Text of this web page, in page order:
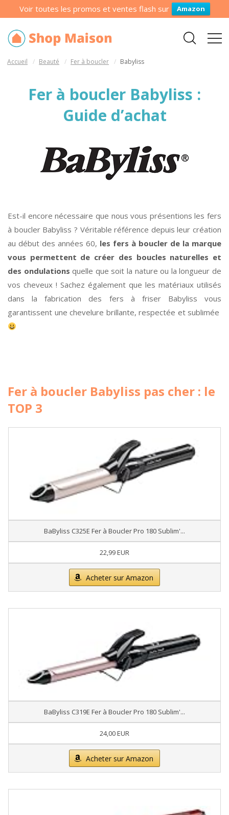
Voir toutes les promos et ventes flash sur Amazon
Accueil Beauté Fer à boucler Babyliss
Fer à boucler Babyliss :
Guide d’achat
Est-il encore nécessaire que nous vous présentions les fers
à boucler Babyliss ? Véritable référence depuis leur création
au début des années 60, les fers à boucler de la marque
vous permettent de créer des boucles naturelles et
des ondulations quelle que soit la nature ou la longueur de
vos cheveux ! Sachez également que les matériaux utilisés
dans la fabrication des fers à friser Babyliss vous
garantissent une chevelure brillante, respectée et sublimée
Fer à boucler Babyliss pas cher : le
TOP 3
BaByliss C325E Fer à Boucler Pro 180 Sublim'...
22,99 EUR
Acheter sur Amazon
BaByliss C319E Fer à Boucler Pro 180 Sublim'...
24,00 EUR
Acheter sur Amazon